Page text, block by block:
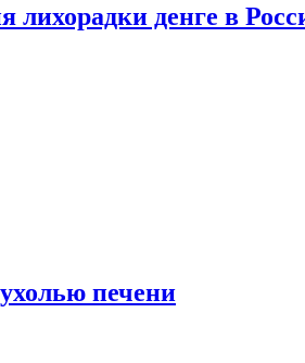
лихорадки денге в
печени